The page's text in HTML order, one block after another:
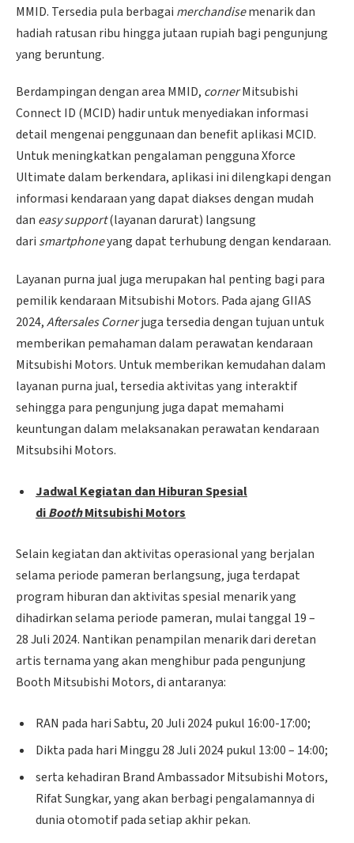
MMID. Tersedia pula berbagai merchandisemenarik dan
hadiah ratusan ribu hingga jutaan rupiah bagi pengunjung
yang beruntung.
Berdampingan dengan area MMID, cornerMitsubishi
Connect ID (MCID) hadir untuk menyediakan informasi
detail mengenai penggunaan dan benefit aplikasi MCID.
Untuk meningkatkan pengalaman pengguna Xforce
Ultimate dalam berkendara, aplikasi ini dilengkapi dengan
informasi kendaraan yang dapat diakses dengan mudah
dan easy support(layanan darurat) langsung
dari smartphoneyang dapat terhubung dengan kendaraan.
Layanan purna jual juga merupakan hal penting bagi para
pemilik kendaraan Mitsubishi Motors. Pada ajang GIIAS
2024,Aftersales Cornerjuga tersedia dengan tujuan untuk
memberikan pemahaman dalam perawatan kendaraan
Mitsubishi Motors. Untuk memberikan kemudahan dalam
layanan purna jual, tersedia aktivitas yang interaktif
sehingga para pengunjung juga dapat memahami
keuntungan dalam melaksanakan perawatan kendaraan
Mitsubsihi Motors.
Jadwal Kegiatan dan Hiburan Spesial
diBoothMitsubishi Motors
Selain kegiatan dan aktivitas operasional yang berjalan
selama periode pameran berlangsung, juga terdapat
program hiburan dan aktivitas spesial menarik yang
dihadirkan selama periode pameran, mulai tanggal 19 –
28 Juli 2024. Nantikan penampilan menarik dari deretan
artis ternama yang akan menghibur pada pengunjung
Booth Mitsubishi Motors, di antaranya:
RAN pada hari Sabtu, 20 Juli 2024 pukul 16:00-17:00;
Dikta pada hari Minggu 28 Juli 2024 pukul 13:00 – 14:00;
serta kehadiran Brand Ambassador Mitsubishi Motors,
Rifat Sungkar, yang akan berbagi pengalamannya di
dunia otomotif pada setiap akhir pekan.